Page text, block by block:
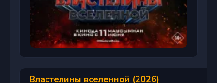
Властелины вселенной (2026)